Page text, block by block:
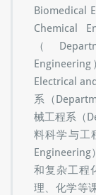
该院由
Biomedical
（
Electrical
系（
械工程系（
料科学与工
Engineering
和复杂工程